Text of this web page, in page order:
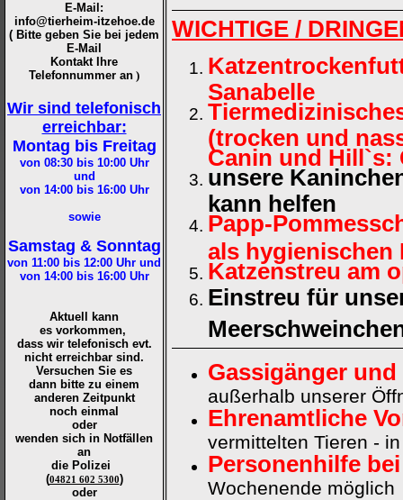
E-Mail:
info@tierheim-itzehoe.de
( Bitte geben Sie bei jedem
E-Mail
Kontakt Ihre
Telefonnummer an )
Wir sind telefonisch
erreichbar:
Montag bis Freitag
von 08:30 bis 10:00Uhr
und
von 14:00 bis 16:00Uhr
sowie
Samstag & Sonntag
von 11:00 bis 12:00 Uhr und
von 14:00 bis 16:00Uhr
Aktuell kann
es vorkommen,
dass wir telefonisch evt.
nicht erreichbar sind.
Versuchen Sie es
dann bitte zu einem
anderen Zeitpunkt
noch einmal
oder
wenden sich in Notfällen
an
die Polizei
(04821 602 5300)
oder
WICHTIGE /
Sanabelle
(trocken und
Canin und Hill`s:
unsere
kann helfen
Papp-
als hygienischen
Katzenstreu am
Einstreu für
Gassigänger
außerhalb unserer
Ehrenamtliche
vermittelten Tieren -
Personenhilfe
Wochenende möglich